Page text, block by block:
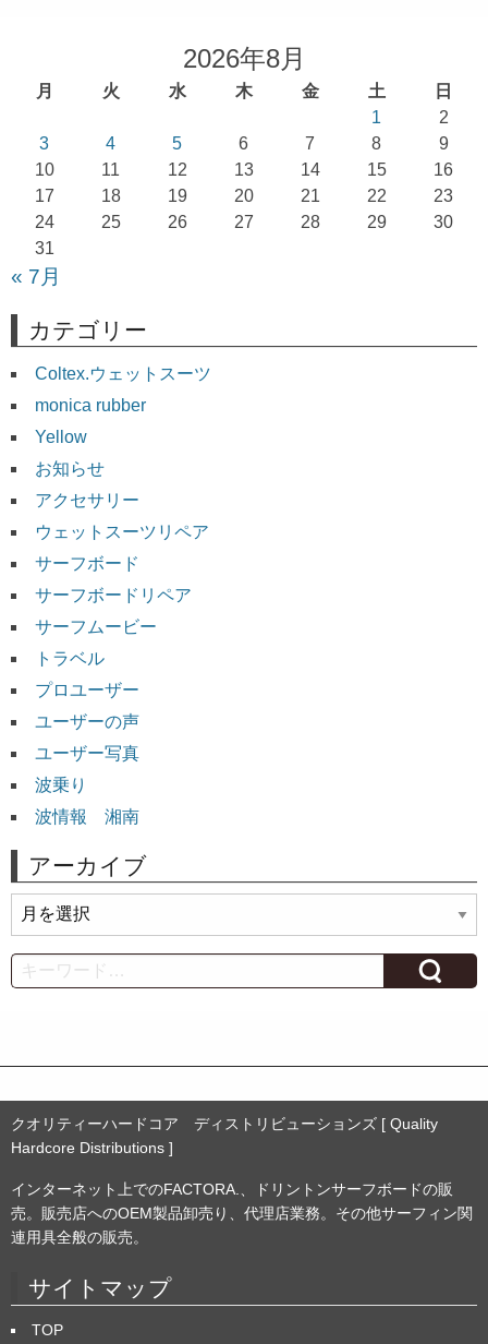
2026年8月
月 火 水 木 金 土
日
1
2
3
4 5 6 7 8
9
10
11 12 13 14 15
16
17
18 19 20 21 22
23
24
25 26 27 28 29
30
31
« 7月
カテゴリー
Coltex.ウェットスーツ
monica rubber
Yellow
お知らせ
アクセサリー
ウェットスーツリペア
サーフボード
サーフボードリペア
サーフムービー
トラベル
プロユーザー
ユーザーの声
ユーザー写真
波乗り
波情報 湘南
アーカイブ
ー
カ
イ
Search
クオリティーハードコア ディストリビューションズ [ Quality
Hardcore Distributions ]
インターネット上でのFACTORA.、ドリントンサーフボードの販
売。販売店へのOEM製品卸売り、代理店業務。その他サーフィン関
連用具全般の販売。
サイトマップ
TOP